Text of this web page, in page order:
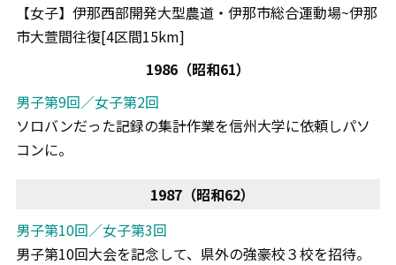
【女子】伊那西部開発大型農道・伊那市総合運動場~伊那
市大萱間往復[4区間15km]
1986（昭和61）
男子第9回／女子第2回
ソロバンだった記録の集計作業を信州大学に依頼しパソ
コンに。
1987（昭和62）
男子第10回／女子第3回
男子第10回大会を記念して、県外の強豪校３校を招待。